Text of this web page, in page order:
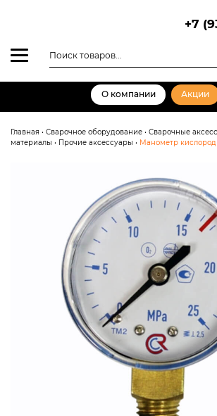
+7
товаров
О компании Акции
Главная • Сварочное оборудование • Сварочные
материалы • Прочие аксессуары • Манометр